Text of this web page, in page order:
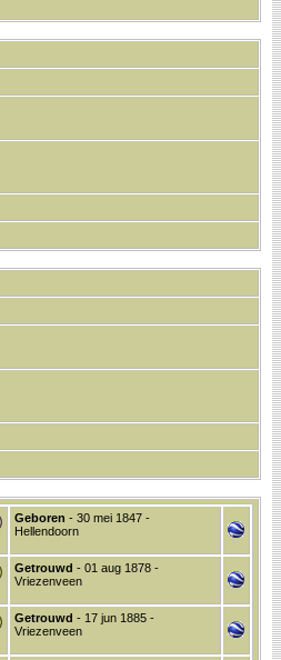
Geboren - 30 mei 1847 -
Hellendoorn
Getrouwd - 01 aug 1878 -
Vriezenveen
Getrouwd - 17 jun 1885 -
Vriezenveen